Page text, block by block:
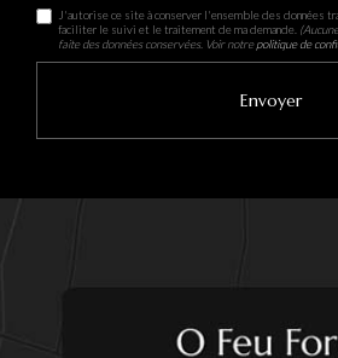
J'autorise ce site à conserver l'ensemble des données
faciliter le suivi et le traitement de ma demande.
faite des données conservées. Voir notrepolitique de